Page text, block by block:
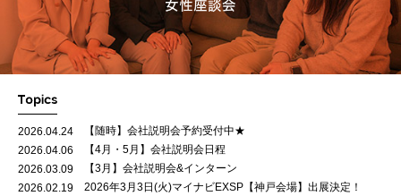
2026.04.24
【随時】会社説明会予約受付中★
2026.04.06
【4月・5月】会社説明会日程
2026.03.09
【3月】会社説明会&インターン
2026.02.19
2026年3月3日(火)マイナビEXSP【神戸会場】出展決定！